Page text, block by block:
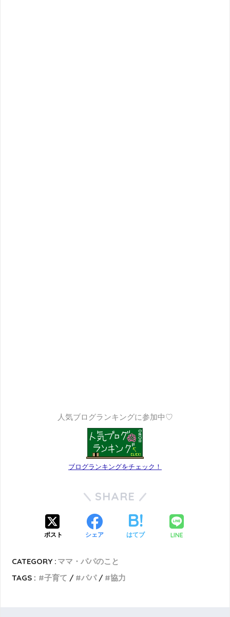
人気ブログランキングに参加中♡
ブログランキングをチェック！
SHARE
ポスト シェア はてブ LINE
CATEGORY : ママ・パパのこと
TAGS :
子育て パパ 協力